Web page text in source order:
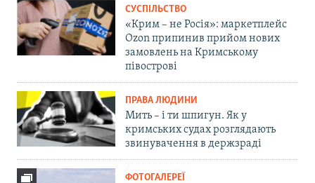
СУСПІЛЬСТВО
«Крим – не Росія»: маркетплейс
Ozon припинив прийом нових
замовлень на Кримському
півострові
ПРАВА ЛЮДИНИ
Мить – і ти шпигун. Як у
кримських судах розглядають
звинувачення в держзраді
ФОТОГАЛЕРЕЇ